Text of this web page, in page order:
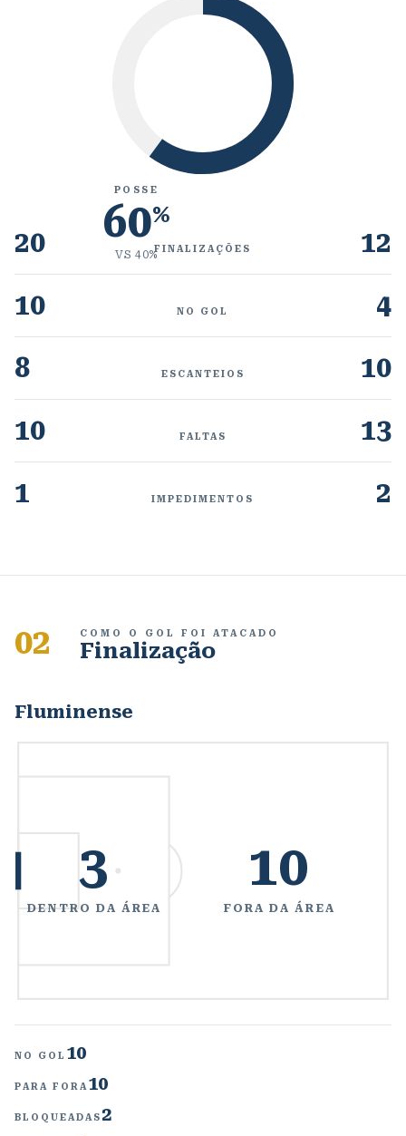
POSSE
60%
VS 40%
20 FINALIZAÇÕES
12
10
NO GOL
4
8
ESCANTEIOS
10
10
FALTAS
13
1
IMPEDIMENTOS 2
02 COMO O GOL FOI ATACADO
Finalização
Fluminense
3
DENTRO DA ÁREA
10
FORA DA ÁREA
NO GOL 10
PARA FORA 10
BLOQUEADAS 2